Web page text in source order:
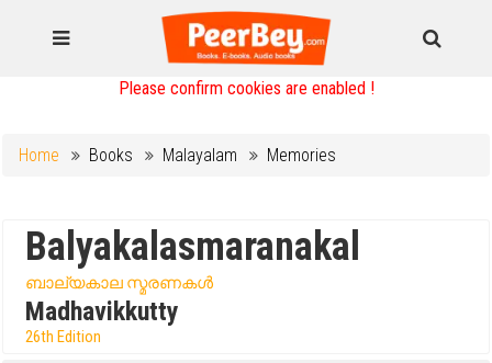
Please confirm cookies are enabled !
Home Books Malayalam Memories
Balyakalasmaranakal
ബാല്യകാല സ്മരണകൾ
Madhavikkutty
26th Edition